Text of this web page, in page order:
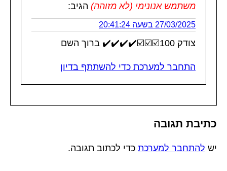
משתמש אנונימי (לא מזוהה) הגיב:
27/03/2025 בשעה 20:41:24
צודק 100☑️☑️☑️✔️✔️✔️✔️ ברוך השם
התחבר למערכת כדי להשתתף בדיון
כתיבת תגובה
יש להתחבר למערכת כדי לכתוב תגובה.